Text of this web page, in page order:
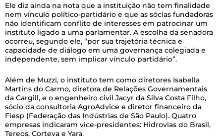
Ele diz ainda na nota que a instituição não tem finalidade
nem vínculo político-partidário e que as sócias fundadoras
não identificam conflito de interesses em patrocinar um
instituto ligado a uma parlamentar. A escolha da senadora
ocorreu, segundo ele, “por sua trajetória técnica e
capacidade de diálogo em uma governança colegiada e
independente, sem implicar vínculo partidário”.
Além de Muzzi, o instituto tem como diretores Isabella
Martins do Carmo, diretora de Relações Governamentais
da Cargill, e o engenheiro civil Jacyr da Silva Costa Filho,
sócio da consultoria AgroAdvice e diretor financeiro da
Fiesp (Federação das Indústrias de São Paulo). Quatro
empresas indicaram vice-presidentes: Hidrovias do Brasil,
Tereos, Corteva e Yara.